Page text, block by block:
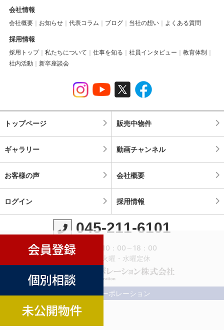
会社情報
会社概要 お知らせ 代表コラム ブログ 当社の想い よくある質問
採用情報
採用トップ 私たちについて 仕事を知る 社員インタビュー
教育体制
社内活動
新卒座談会
トップページ 販売中物件
ギャラリー 動画チャンネル
お客様の声 会社概要
ログイン 採用情報
045-211-6101
営業時間：10：00～18：00
定休日：火曜・水曜定休
©横濱コーポレーション